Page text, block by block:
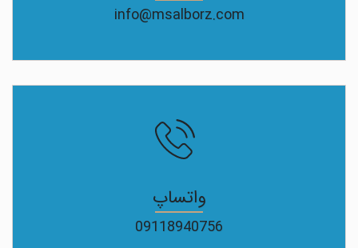
info@msalborz.com
واتساپ
09118940756